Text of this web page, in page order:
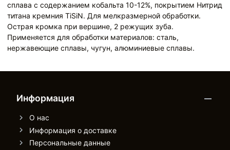
сплава с содержанием кобальта 10-12%, покрытием Нитрид
титана кремния TiSiN. Для мелкразмерной обработки.
Острая кромка при вершине, 2 режущих зуба.
Применяется для обработки материалов: сталь,
нержавеющие сплавы, чугун, алюминиевые сплавы.
Информация
О нас
Информация о доставке
Персональные данные